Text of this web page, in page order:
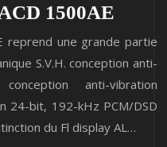
1500AE
reprend une grande partie
S.V.H. conception anti-
anti-vibration
24-bit, 192-kHz PCM/DSD
du Fl display AL…